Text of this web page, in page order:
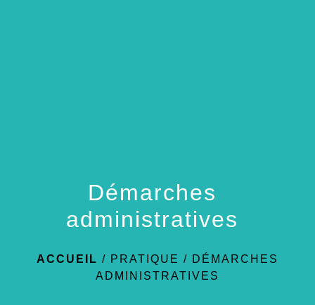
Démarches
administratives
ACCUEIL / PRATIQUE / DÉMARCHES
ADMINISTRATIVES